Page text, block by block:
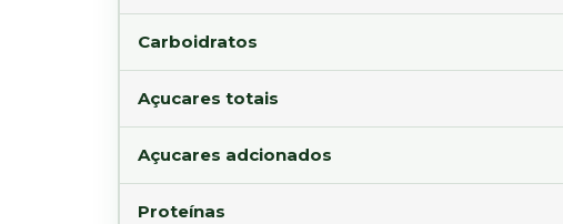
Carboidratos
Açucares totais
Açucares adcionados
Proteínas